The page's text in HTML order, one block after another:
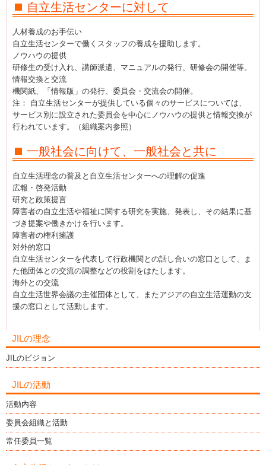
自立生活センターに対して
人材養成のお手伝い
自立生活センターで働くスタッフの養成を援助します。
ノウハウの提供
研修生の受け入れ、講師派遣、マニュアルの発行、研修会の開催等。
情報交換と交流
機関紙、「情報版」の発行、委員会・交流会の開催。
注： 自立生活センターが提供している個々のサービスについては、
サービス別に設立された委員会を中心にノウハウの提供と情報交換が
行われています。（組織案内参照）
一般社会に向けて、一般社会と共に
自立生活理念の普及と自立生活センターへの理解の促進
広報・啓発活動
研究と政策提言
障害者の自立生活や福祉に関する研究を実施、発表し、その結果に基
づき提案や働きかけを行います。
障害者の権利擁護
対外的窓口
自立生活センターを代表して行政機関との話し合いの窓口として、ま
た他団体との交流の調整などの役割をはたします。
海外との交流
自立生活世界会議の主催団体として、またアジアの自立生活運動の支
援の窓口として活動します。
JILの理念
JILのビジョン
JILの活動
活動内容
委員会組織と活動
常任委員一覧